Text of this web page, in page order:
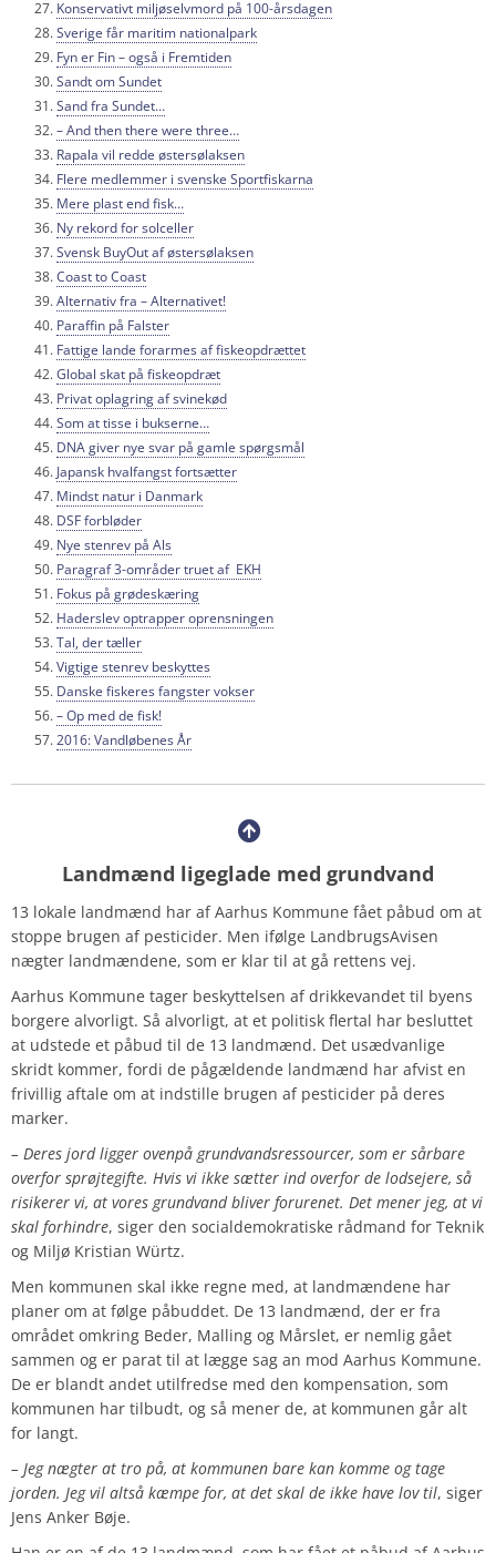
Konservativt miljøselvmord på 100-årsdagen
Sverige får maritim nationalpark
Fyn er Fin – også i Fremtiden
Sandt om Sundet
Sand fra Sundet…
– And then there were three…
Rapala vil redde østersølaksen
Flere medlemmer i svenske Sportfiskarna
Mere plast end fisk…
Ny rekord for solceller
Svensk BuyOut af østersølaksen
Coast to Coast
Alternativ fra – Alternativet!
Paraffin på Falster
Fattige lande forarmes af fiskeopdrættet
Global skat på fiskeopdræt
Privat oplagring af svinekød
Som at tisse i bukserne…
DNA giver nye svar på gamle spørgsmål
Japansk hvalfangst fortsætter
Mindst natur i Danmark
DSF forbløder
Nye stenrev på Als
Paragraf 3-områder truet af EKH
Fokus på grødeskæring
Haderslev optrapper oprensningen
Tal, der tæller
Vigtige stenrev beskyttes
Danske fiskeres fangster vokser
– Op med de fisk!
2016: Vandløbenes År
Landmænd ligeglade med grundvand
13 lokale landmænd har af Aarhus Kommune fået påbud om at
stoppe brugen af pesticider. Men ifølge LandbrugsAvisen
nægter landmændene, som er klar til at gå rettens vej.
Aarhus Kommune tager beskyttelsen af drikkevandet til byens
borgere alvorligt. Så alvorligt, at et politisk flertal har besluttet
at udstede et påbud til de 13 landmænd. Det usædvanlige
skridt kommer, fordi de pågældende landmænd har afvist en
frivillig aftale om at indstille brugen af pesticider på deres
marker.
– Deres jord ligger ovenpå grundvandsressourcer, som er sårbare
overfor sprøjtegifte. Hvis vi ikke sætter ind overfor de lodsejere, så
risikerer vi, at vores grundvand bliver forurenet. Det mener jeg, at vi
skal forhindre, siger den socialdemokratiske rådmand for Teknik
og Miljø Kristian Würtz.
Men kommunen skal ikke regne med, at landmændene har
planer om at følge påbuddet. De 13 landmænd, der er fra
området omkring Beder, Malling og Mårslet, er nemlig gået
sammen og er parat til at lægge sag an mod Aarhus Kommune.
De er blandt andet utilfredse med den kompensation, som
kommunen har tilbudt, og så mener de, at kommunen går alt
for langt.
– Jeg nægter at tro på, at kommunen bare kan komme og tage
jorden. Jeg vil altså kæmpe for, at det skal de ikke have lov til, siger
Jens Anker Bøje.